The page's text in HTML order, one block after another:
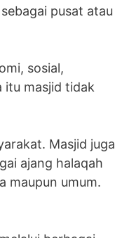
sosial,
itu masjid tidak
Masjid juga
ajang halaqah
maupun umum.